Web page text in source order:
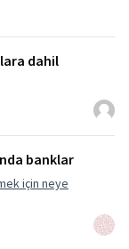
dahil
banklar
için neye